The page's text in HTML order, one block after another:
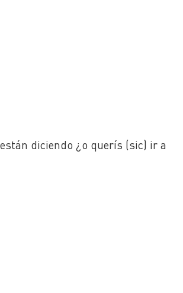
diciendo ¿o querís (sic) ir a